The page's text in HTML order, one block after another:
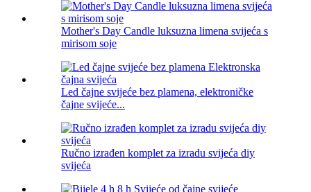
Mother's Day Candle luksuzna limena svijeća s
mirisom soje
Led čajne svijeće bez plamena, elektroničke
čajne svijeće...
Ručno izrađen komplet za izradu svijeća diy
svijeća